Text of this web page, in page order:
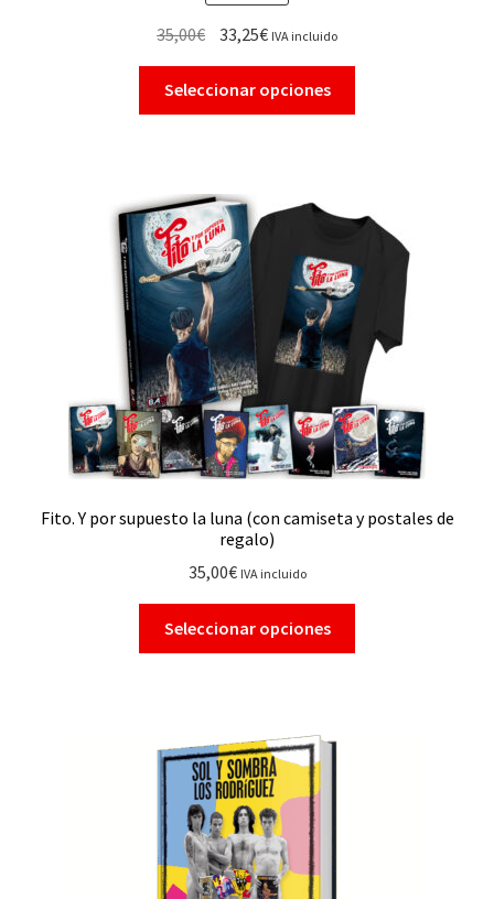
35,00€ 33,25€ IVA incluido
Seleccionar opciones
Fito. Y por supuesto la luna (con camiseta y postales de
regalo)
35,00€ IVA incluido
Seleccionar opciones